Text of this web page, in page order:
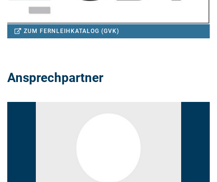
ZUM FERNLEIHKATALOG (GVK)
Ansprechpartner